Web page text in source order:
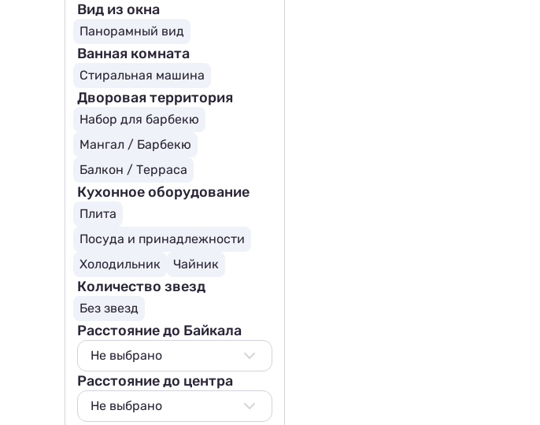
Вид из окна
Панорамный вид
Ванная комната
Стиральная машина
Дворовая территория
Набор для барбекю
Мангал / Барбекю
Балкон / Терраса
Кухонное оборудование
Плита
Посуда и принадлежности
Холодильник
Чайник
Количество звезд
Без звезд
Расстояние до Байкала
Не выбрано
Не выбрано
1500 м
Расстояние до центра
Не выбрано